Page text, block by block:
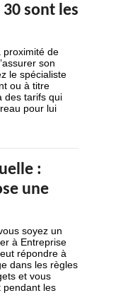
sont les
proximité de
son
le spécialiste
ou à titre
des tarifs qui
pour lui
:
une
soyez un
à Entreprise
répondre à
dans les règles
et vous
pendant les